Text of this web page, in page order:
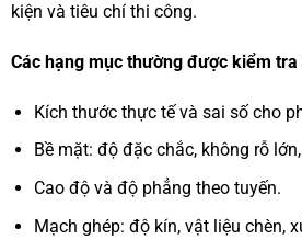
kiện và tiêu chí thi công.
Các hạng mục thường được kiểm
Kích thước thực tế và sai số cho
Bề mặt: độ đặc chắc, không rỗ
Cao độ và độ phẳng theo tuyến.
Mạch ghép: độ kín, vật liệu chèn,